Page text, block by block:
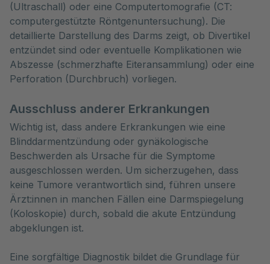
(Ultraschall) oder eine Computertomografie (CT:
computergestützte Röntgenuntersuchung). Die
detaillierte Darstellung des Darms zeigt, ob Divertikel
entzündet sind oder eventuelle Komplikationen wie
Abszesse (schmerzhafte Eiteransammlung) oder eine
Perforation (Durchbruch) vorliegen.
Ausschluss anderer Erkrankungen
Wichtig ist, dass andere Erkrankungen wie eine
Blinddarmentzündung oder gynäkologische
Beschwerden als Ursache für die Symptome
ausgeschlossen werden. Um sicherzugehen, dass
keine Tumore verantwortlich sind, führen unsere
Ärzt:innen in manchen Fällen eine Darmspiegelung
(Koloskopie) durch, sobald die akute Entzündung
abgeklungen ist.
Eine sorgfältige Diagnostik bildet die Grundlage für